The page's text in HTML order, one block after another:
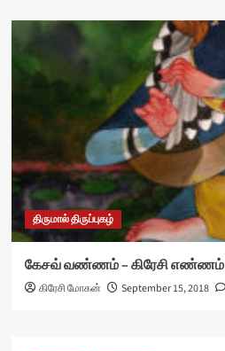
திருமால் திருப்புகழ்
கேசவ் வண்ணம் – கிரேசி எண்ணம்
கிரேசி மோகன் September 15, 2018